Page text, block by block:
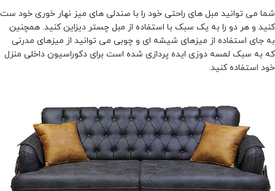
شما می توانید مبل های راحتی خود را با صندلی های میز نهار خوری خود ست
کنید و هر دو را به یک سبک با استفاده از مبل چستر دیزاین کنید. همچنین
به جای استفاده از میزهای شیشه ای و چوبی می توانید از میزهای مدرنی
که به سبک لمسه دوزی ایده پردازی شده است برای دکوراسیون داخلی منزل
خود استفاده کنید.